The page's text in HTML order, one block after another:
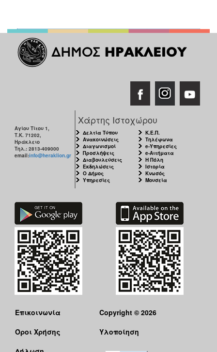
Αγίου Τίτου 1,
Τ.Κ. 71202,
Ηράκλειο
Τηλ.: 2813-409000
email:info@heraklion.gr
Χάρτης Ιστοχώρου
Δελτία Τύπου
Ανακοινώσεις
Διαγωνισμοί
Προσλήψεις
Διαβουλεύσεις
Εκδηλώσεις
Ο Δήμος
Υπηρεσίες
Κ.Ε.Π.
Τηλέφωνα
e-Υπηρεσίες
e-Αιτήματα
Η Πόλη
Ιστορία
Κνωσός
Μουσεία
Επικοινωνία
Όροι Χρήσης
Copyright © 2026
Υλοποίηση